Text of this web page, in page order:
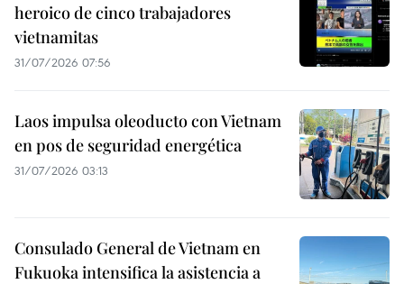
heroico de cinco trabajadores
vietnamitas
31/07/2026 07:56
Laos impulsa oleoducto con Vietnam
en pos de seguridad energética
31/07/2026 03:13
Consulado General de Vietnam en
Fukuoka intensifica la asistencia a